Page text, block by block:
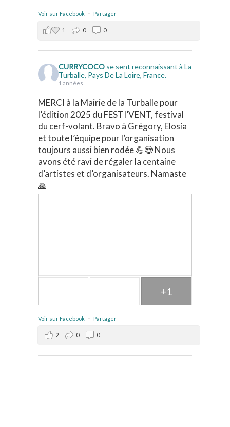
Voir sur Facebook · Partager
1 0 0
CURRYCOCO se sent reconnaissant à La
Turballe, Pays De La Loire, France.
1 années
MERCI à la Mairie de la Turballe pour
l’édition 2025 du FESTI’VENT, festival
du cerf-volant. Bravo à Grégory, Elosia
et toute l’équipe pour l’organisation
toujours aussi bien rodée 💪😍 Nous
avons été ravi de régaler la centaine
d’artistes et d’organisateurs. Namaste
🙏
+1
Voir sur Facebook · Partager
2 0 0